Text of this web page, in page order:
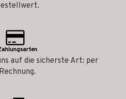
auf die sicherste Art: per
Rechnung.